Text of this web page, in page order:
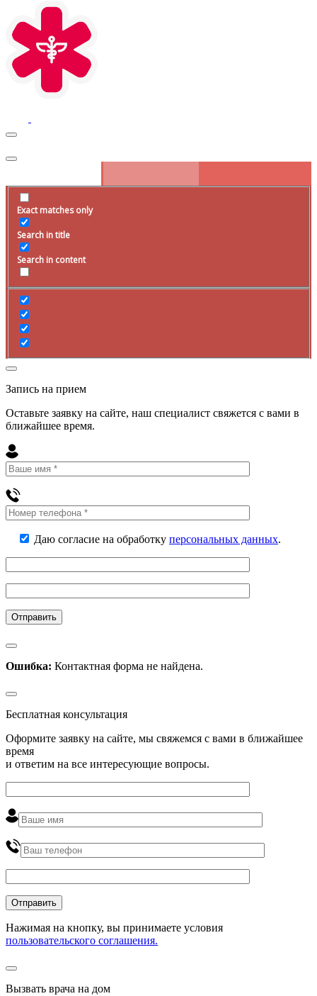
Exact matches only
Search in title
Search in content
Запись на прием
Оставьте заявку на сайте, наш специалист свяжется с вами в
ближайшее время.
Даю согласие на обработку персональных данных.
Ошибка: Контактная форма не найдена.
Бесплатная консультация
Оформите заявку на сайте, мы свяжемся с вами в ближайшее
время
и ответим на все интересующие вопросы.
Нажимая на кнопку, вы принимаете условия
пользовательского соглашения.
Вызвать врача на дом